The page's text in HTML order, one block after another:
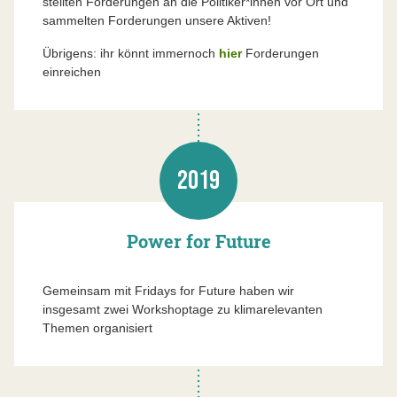
sammelten Forderungen unsere Aktiven!
Übrigens: ihr könnt immernoch hierForderungen
einreichen
2019
Power for Future
Gemeinsam mit Fridays for Future haben wir
insgesamt zwei Workshoptage zu klimarelevanten
Themen organisiert